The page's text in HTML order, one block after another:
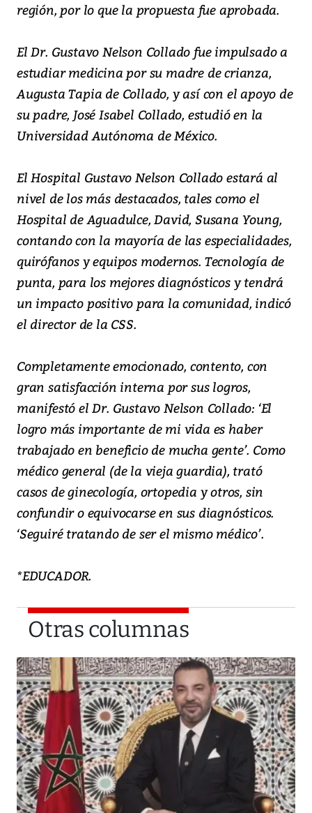
región, por lo que la propuesta fue aprobada.
El Dr. Gustavo Nelson Collado fue impulsado a
estudiar medicina por su madre de crianza,
Augusta Tapia de Collado, y así con el apoyo de
su padre, José Isabel Collado, estudió en la
Universidad Autónoma de México.
El Hospital Gustavo Nelson Collado estará al
nivel de los más destacados, tales como el
Hospital de Aguadulce, David, Susana Young,
contando con la mayoría de las especialidades,
quirófanos y equipos modernos. Tecnología de
punta, para los mejores diagnósticos y tendrá
un impacto positivo para la comunidad, indicó
el director de la CSS.
Completamente emocionado, contento, con
gran satisfacción interna por sus logros,
manifestó el Dr. Gustavo Nelson Collado: ‘El
logro más importante de mi vida es haber
trabajado en beneficio de mucha gente’. Como
médico general (de la vieja guardia), trató
casos de ginecología, ortopedia y otros, sin
confundir o equivocarse en sus diagnósticos.
‘Seguiré tratando de ser el mismo médico’.
*EDUCADOR.
Otras columnas